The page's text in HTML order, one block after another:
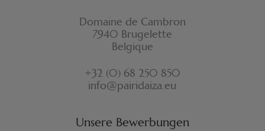
Domaine de Cambron
7940 Brugelette
Belgique
+32 (0) 68 250 850
info@pairidaiza.eu
Unsere Bewerbungen